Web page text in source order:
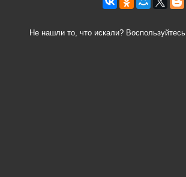
Не нашли то, что искали? Воспользуйтесь